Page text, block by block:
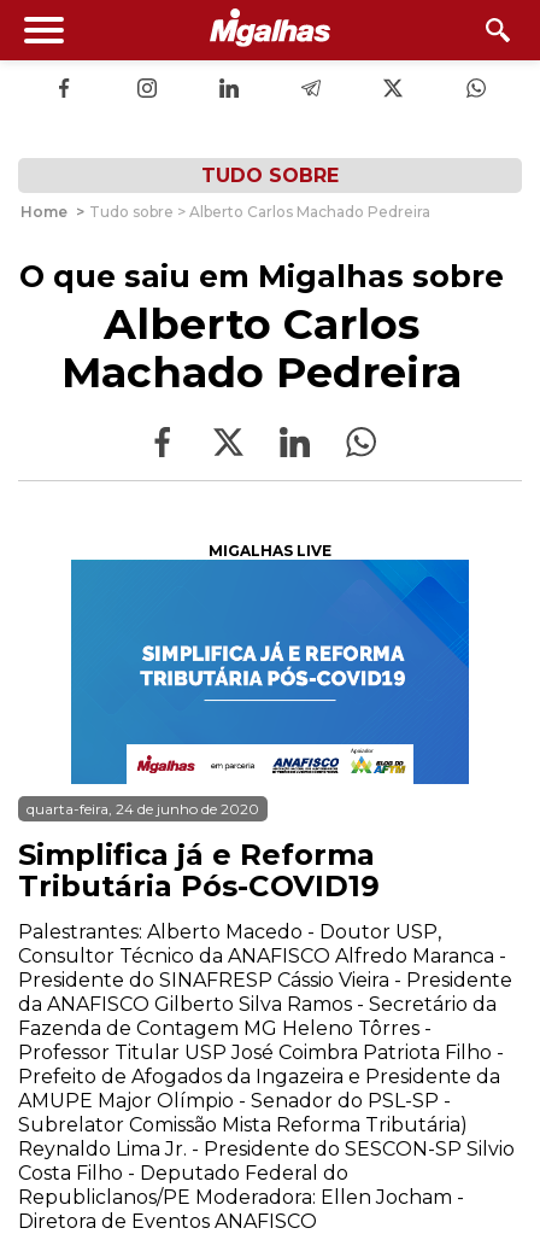
TUDO SOBRE
Home > Tudo sobre > Alberto Carlos Machado Pedreira
O que saiu em Migalhas sobre
Alberto Carlos
Machado Pedreira
MIGALHAS LIVE
quarta-feira, 24 de junho de 2020
Simplifica já e Reforma
Tributária Pós-COVID19
Palestrantes: Alberto Macedo - Doutor USP,
Consultor Técnico da ANAFISCO Alfredo Maranca -
Presidente do SINAFRESP Cássio Vieira - Presidente
da ANAFISCO Gilberto Silva Ramos - Secretário da
Fazenda de Contagem MG Heleno Tôrres -
Professor Titular USP José Coimbra Patriota Filho -
Prefeito de Afogados da Ingazeira e Presidente da
AMUPE Major Olímpio - Senador do PSL-SP -
Subrelator Comissão Mista Reforma Tributária)
Reynaldo Lima Jr. - Presidente do SESCON-SP Silvio
Costa Filho - Deputado Federal do
Republiclanos/PE Moderadora: Ellen Jocham -
Diretora de Eventos ANAFISCO